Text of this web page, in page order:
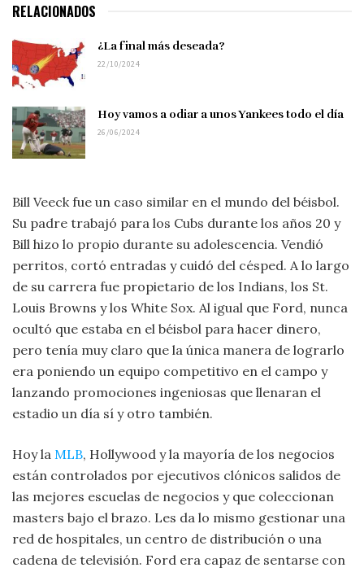
RELACIONADOS
¿La final más deseada?
22/10/2024
Hoy vamos a odiar a unos Yankees todo el día
26/06/2024
Bill Veeck fue un caso similar en el mundo del béisbol.
Su padre trabajó para los Cubs durante los años 20 y
Bill hizo lo propio durante su adolescencia. Vendió
perritos, cortó entradas y cuidó del césped. A lo largo
de su carrera fue propietario de los Indians, los St.
Louis Browns y los White Sox. Al igual que Ford, nunca
ocultó que estaba en el béisbol para hacer dinero,
pero tenía muy claro que la única manera de lograrlo
era poniendo un equipo competitivo en el campo y
lanzando promociones ingeniosas que llenaran el
estadio un día sí y otro también.
Hoy la MLB, Hollywood y la mayoría de los negocios
están controlados por ejecutivos clónicos salidos de
las mejores escuelas de negocios y que coleccionan
masters bajo el brazo. Les da lo mismo gestionar una
red de hospitales, un centro de distribución o una
cadena de televisión. Ford era capaz de sentarse con